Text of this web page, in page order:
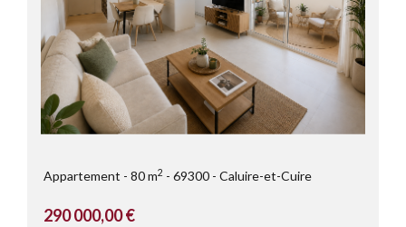
Appartement 80 m2 69300 Caluire-et-Cuire
290 000,00 €